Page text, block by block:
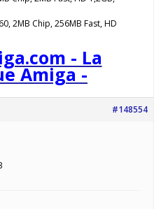
2MB Chip, 256MB Fast, HD
- La
Amiga -
#148554